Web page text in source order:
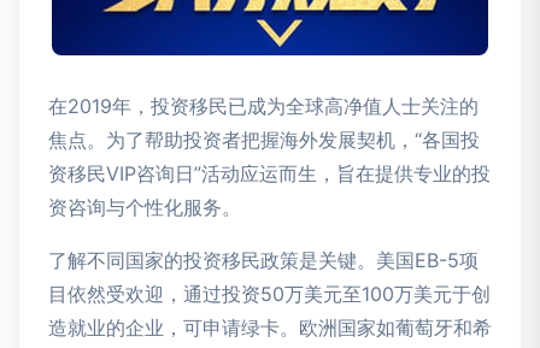
在2019年，投资移民已成为全球高净值人士关注的
焦点。为了帮助投资者把握海外发展契机，“各国投
资移民VIP咨询日”活动应运而生，旨在提供专业的投
资咨询与个性化服务。
了解不同国家的投资移民政策是关键。美国EB-5项
目依然受欢迎，通过投资50万美元至100万美元于创
造就业的企业，可申请绿卡。欧洲国家如葡萄牙和希